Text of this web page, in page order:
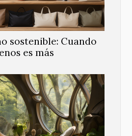
sostenible: Cuando
es más